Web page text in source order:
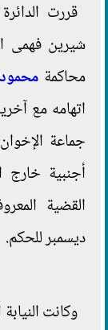
قررت
شيرين فهمى
محاكمة
اتهامه مع
جماعة
أجنبية خارج
القضية
ديسمبر للحكم.
وكانت